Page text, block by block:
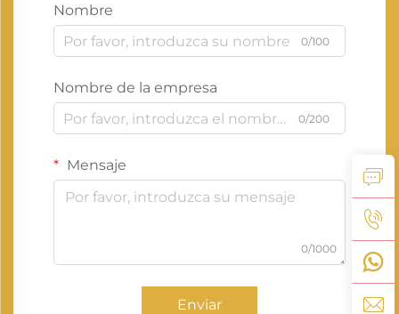
Nombre
0/100
Nombre de la empresa
0/200
Mensaje
0/1000
Enviar